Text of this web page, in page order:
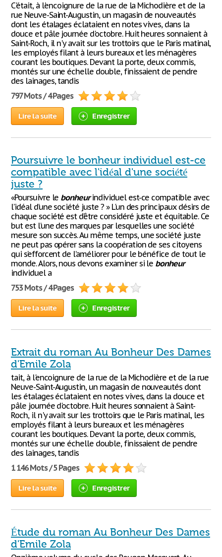
C'était, à l'encoignure de la rue de la Michodière et de la
rue Neuve-Saint-Augustin, un magasin de nouveautés
dont les étalages éclataient en notes vives, dans la
douce et pâle journée d'octobre. Huit heures sonnaient à
Saint-Roch, il n'y avait sur les trottoirs que le Paris matinal,
les employés filant à leurs bureaux et les ménagères
courant les boutiques. Devant la porte, deux commis,
montés sur une échelle double, finissaient de pendre
des lainages, tandis
797 Mots / 4 Pages
Lire la suite Enregistrer
Poursuivre le bonheur individuel est-ce
compatible avec l'idéal d'une société
juste ?
«Poursuivre le bonheurindividuel est-ce compatible avec
l’idéal d’une société juste ? » L'un des principaux désirs de
chaque société est d’être considéré juste et équitable. Ce
but est l’une des marques par lesquelles une société
mesure son succès. Au même temps, une société juste
ne peut pas opérer sans la coopération de ses citoyens
qui s’efforcent de l’améliorer pour le bénéfice de tout le
monde. Alors, nous devons examiner si le bonheur
individuel a
753 Mots / 4 Pages
Lire la suite Enregistrer
Extrait du roman Au Bonheur Des Dames
d'Emile Zola
tait, à l'encoignure de la rue de la Michodière et de la rue
Neuve-Saint-Augustin, un magasin de nouveautés dont
les étalages éclataient en notes vives, dans la douce et
pâle journée d'octobre. Huit heures sonnaient à Saint-
Roch, il n'y avait sur les trottoirs que le Paris matinal, les
employés filant à leurs bureaux et les ménagères
courant les boutiques. Devant la porte, deux commis,
montés sur une échelle double, finissaient de pendre
des lainages, tandis
1 146 Mots / 5 Pages
Lire la suite Enregistrer
Étude du roman Au Bonheur Des Dames
d'Emile Zola